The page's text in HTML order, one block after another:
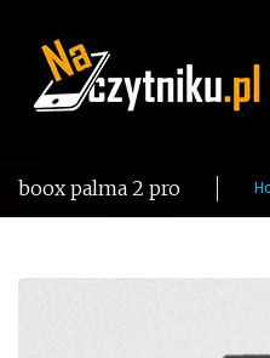
content
boox palma 2 pro